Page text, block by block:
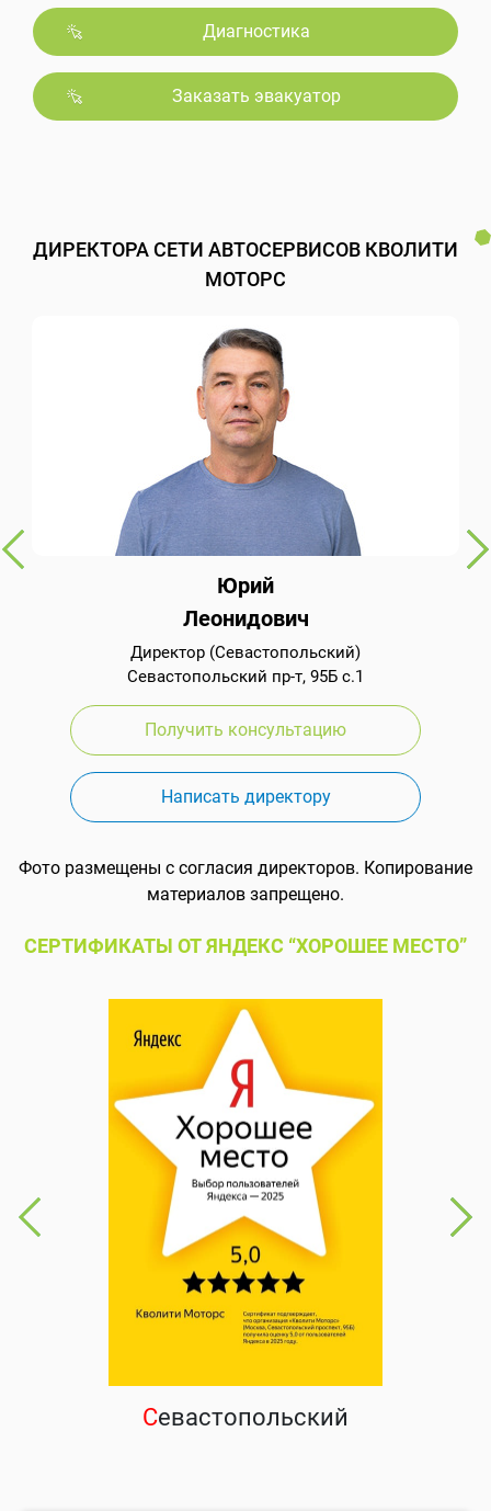
Диагностика
Заказать эвакуатор
ДИРЕКТОРА СЕТИ АВТОСЕРВИСОВ КВОЛИТИ
МОТОРС
Юрий
Леонидович
Директор (Севастопольский)
Севастопольский пр-т, 95Б с.1
Получить консультацию
Написать директору
Фото размещены с согласия директоров. Копирование
материалов запрещено.
СЕРТИФИКАТЫ ОТ ЯНДЕКС “ХОРОШЕЕ МЕСТО”
Севастопольский